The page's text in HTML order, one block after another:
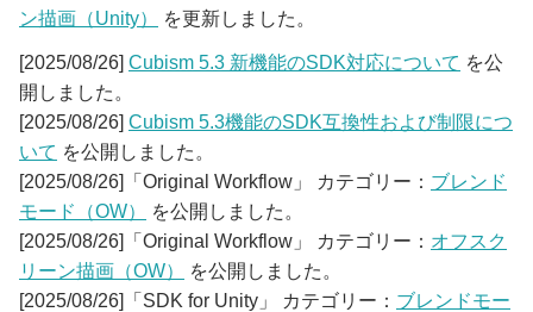
ン描画（Unity）
を更新しました。
[2025/08/26] Cubism 5.3 新機能のSDK対応について を公
開しました。
[2025/08/26] Cubism 5.3機能のSDK互換性および制限につ
いて を公開しました。
[2025/08/26]「Original Workflow」 カテゴリー： ブレンド
モード（OW）
を公開しました。
[2025/08/26]「Original Workflow」 カテゴリー： オフスク
リーン描画（OW）
を公開しました。
[2025/08/26]「SDK for Unity」 カテゴリー： ブレンドモー